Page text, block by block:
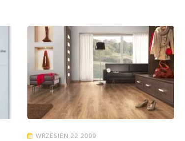
WRZESIEŃ 22 2009